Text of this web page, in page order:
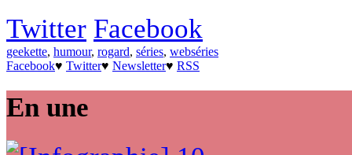
Twitter Facebook
geekette, humour, rogard, séries, webséries
Facebook♥ Twitter♥ Newsletter♥ RSS
En une